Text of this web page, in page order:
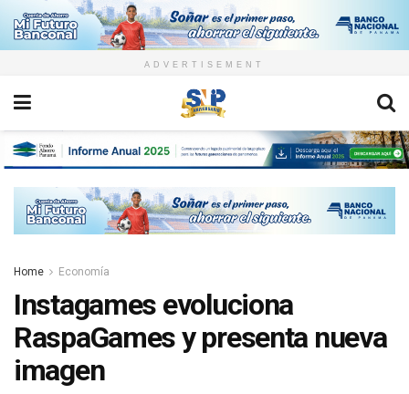
ADVERTISEMENT
Home Economía
Instagames evoluciona
RaspaGames y presenta nueva
imagen